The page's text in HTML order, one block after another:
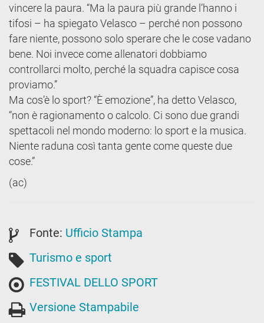
vincere la paura. “Ma la paura più grande l’hanno i
tifosi – ha spiegato Velasco – perché non possono
fare niente, possono solo sperare che le cose vadano
bene. Noi invece come allenatori dobbiamo
controllarci molto, perché la squadra capisce cosa
proviamo.”
Ma cos’è lo sport? “È emozione”, ha detto Velasco,
“non è ragionamento o calcolo. Ci sono due grandi
spettacoli nel mondo moderno: lo sport e la musica.
Niente raduna così tanta gente come queste due
cose.”
(ac)
Fonte: Ufficio Stampa
Turismo e sport
FESTIVAL DELLO SPORT
Versione Stampabile